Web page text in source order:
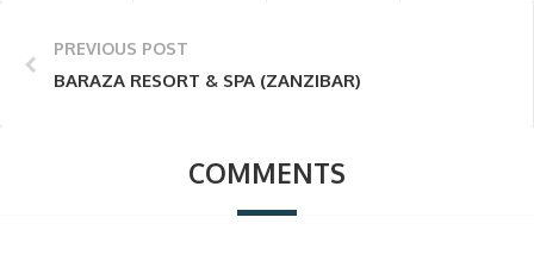
PREVIOUS POST
BARAZA RESORT & SPA (ZANZIBAR)
COMMENTS